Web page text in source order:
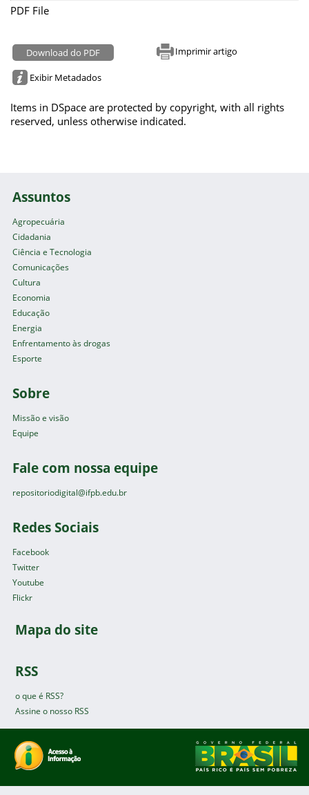
PDF File
Download do PDF Imprimir artigo
Exibir Metadados
Items in DSpace are protected by copyright, with all rights
reserved, unless otherwise indicated.
Assuntos
Agropecuária
Cidadania
Ciência e Tecnologia
Comunicações
Cultura
Economia
Educação
Energia
Enfrentamento às drogas
Esporte
Sobre
Missão e visão
Equipe
Fale com nossa equipe
repositoriodigital@ifpb.edu.br
Redes Sociais
Facebook
Twitter
Youtube
Flickr
Mapa do site
RSS
o que é RSS?
Assine o nosso RSS